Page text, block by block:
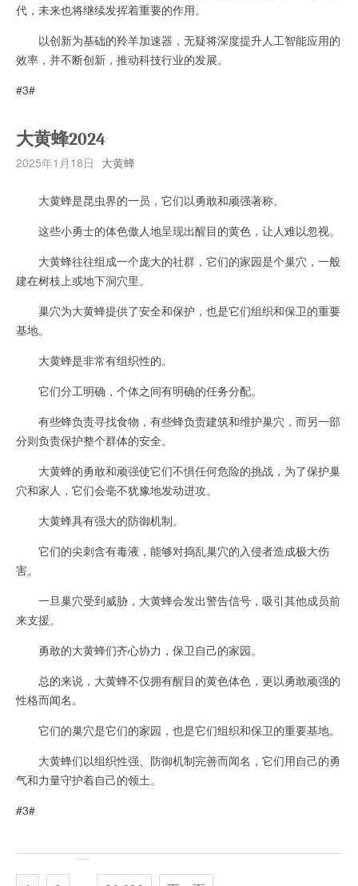
代，未来也将继续发挥着重要的作用。
以创新为基础的羚羊加速器，无疑将深度提升人工智能应用的
效率，并不断创新，推动科技行业的发展。
#3#
大黄蜂2024
2025年1月18日 大黄蜂
大黄蜂是昆虫界的一员，它们以勇敢和顽强著称。
这些小勇士的体色傲人地呈现出醒目的黄色，让人难以忽视。
大黄蜂往往组成一个庞大的社群，它们的家园是个巢穴，一般
建在树枝上或地下洞穴里。
巢穴为大黄蜂提供了安全和保护，也是它们组织和保卫的重要
基地。
大黄蜂是非常有组织性的。
它们分工明确，个体之间有明确的任务分配。
有些蜂负责寻找食物，有些蜂负责建筑和维护巢穴，而另一部
分则负责保护整个群体的安全。
大黄蜂的勇敢和顽强使它们不惧任何危险的挑战，为了保护巢
穴和家人，它们会毫不犹豫地发动进攻。
大黄蜂具有强大的防御机制。
它们的尖刺含有毒液，能够对捣乱巢穴的入侵者造成极大伤
害。
一旦巢穴受到威胁，大黄蜂会发出警告信号，吸引其他成员前
来支援。
勇敢的大黄蜂们齐心协力，保卫自己的家园。
总的来说，大黄蜂不仅拥有醒目的黄色体色，更以勇敢顽强的
性格而闻名。
它们的巢穴是它们的家园，也是它们组织和保卫的重要基地。
大黄蜂们以组织性强、防御机制完善而闻名，它们用自己的勇
气和力量守护着自己的领土。
#3#